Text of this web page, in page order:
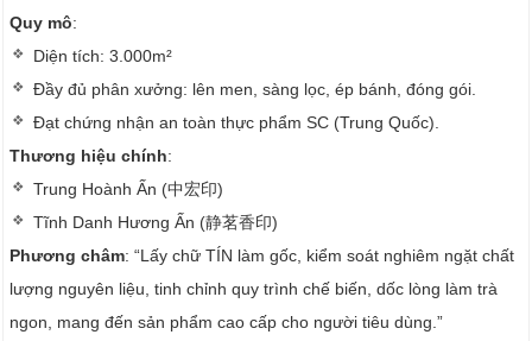
Quy mô:
Diện tích: 3.000m²
Đầy đủ phân xưởng: lên men, sàng lọc, ép bánh, đóng gói.
Đạt chứng nhận an toàn thực phẩm SC (Trung Quốc).
Thương hiệu chính:
Trung Hoành Ấn (中宏印)
Tĩnh Danh Hương Ấn (静茗香印)
Phương châm: “Lấy chữ TÍN làm gốc, kiểm soát nghiêm ngặt chất
lượng nguyên liệu, tinh chỉnh quy trình chế biến, dốc lòng làm trà
ngon, mang đến sản phẩm cao cấp cho người tiêu dùng.”